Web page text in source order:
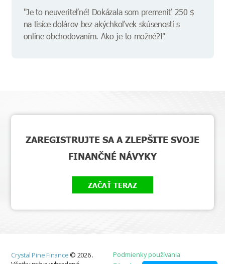
"Je to neuveriteľné! Dokázala som premeniť 250 $
na tisíce dolárov bez akýchkoľvek skúseností s
online obchodovaním. Ako je to možné?!"
ZAREGISTRUJTE SA A ZLEPŠITE SVOJE
FINANČNÉ NÁVYKY
ZAČAŤ TERAZ
Crystal Pine Finance © 2026.
Podmienky používania